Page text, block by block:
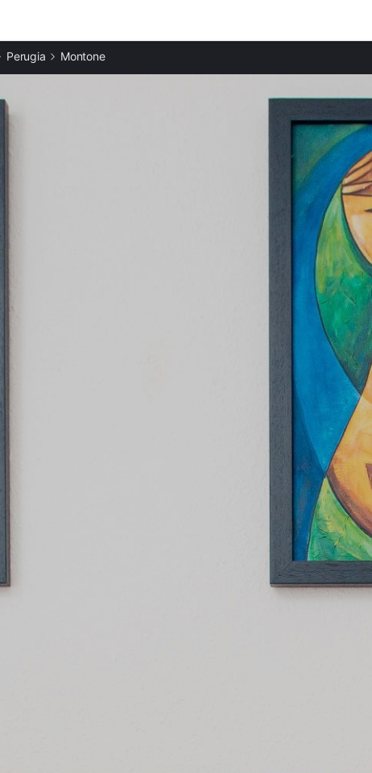
Casas rurales en Umbertide
Casas rurales en Città di Castello
Casas rurales en Passignano sul Trasimeno
Perugia Montone